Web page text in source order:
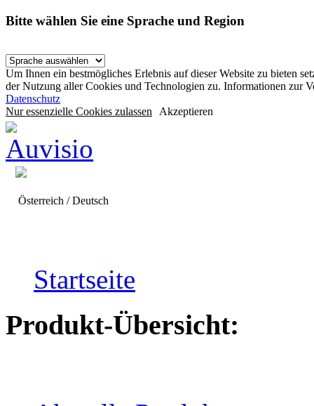
Bitte wählen Sie eine Sprache und Region
Um Ihnen ein bestmögliches Erlebnis auf dieser Website zu bieten
der Nutzung aller Cookies und Technologien zu. Informationen zur
Datenschutz
Nur essenzielle Cookies zulassen Akzeptieren
Österreich / Deutsch
Startseite
Produkt-Übersicht: